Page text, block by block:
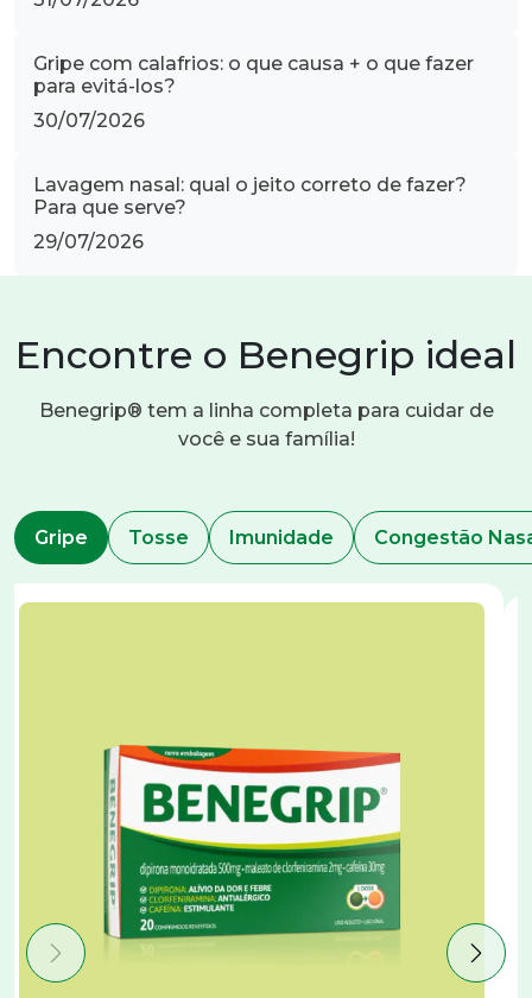
Gripe com calafrios: o que causa + o que fazer
para evitá-los?
30/07/2026
Lavagem nasal: qual o jeito correto de fazer?
Para que serve?
29/07/2026
Encontre o Benegrip ideal
Benegrip® tem a linha completa para cuidar de
você e sua família!
Gripe Tosse Imunidade Congestão